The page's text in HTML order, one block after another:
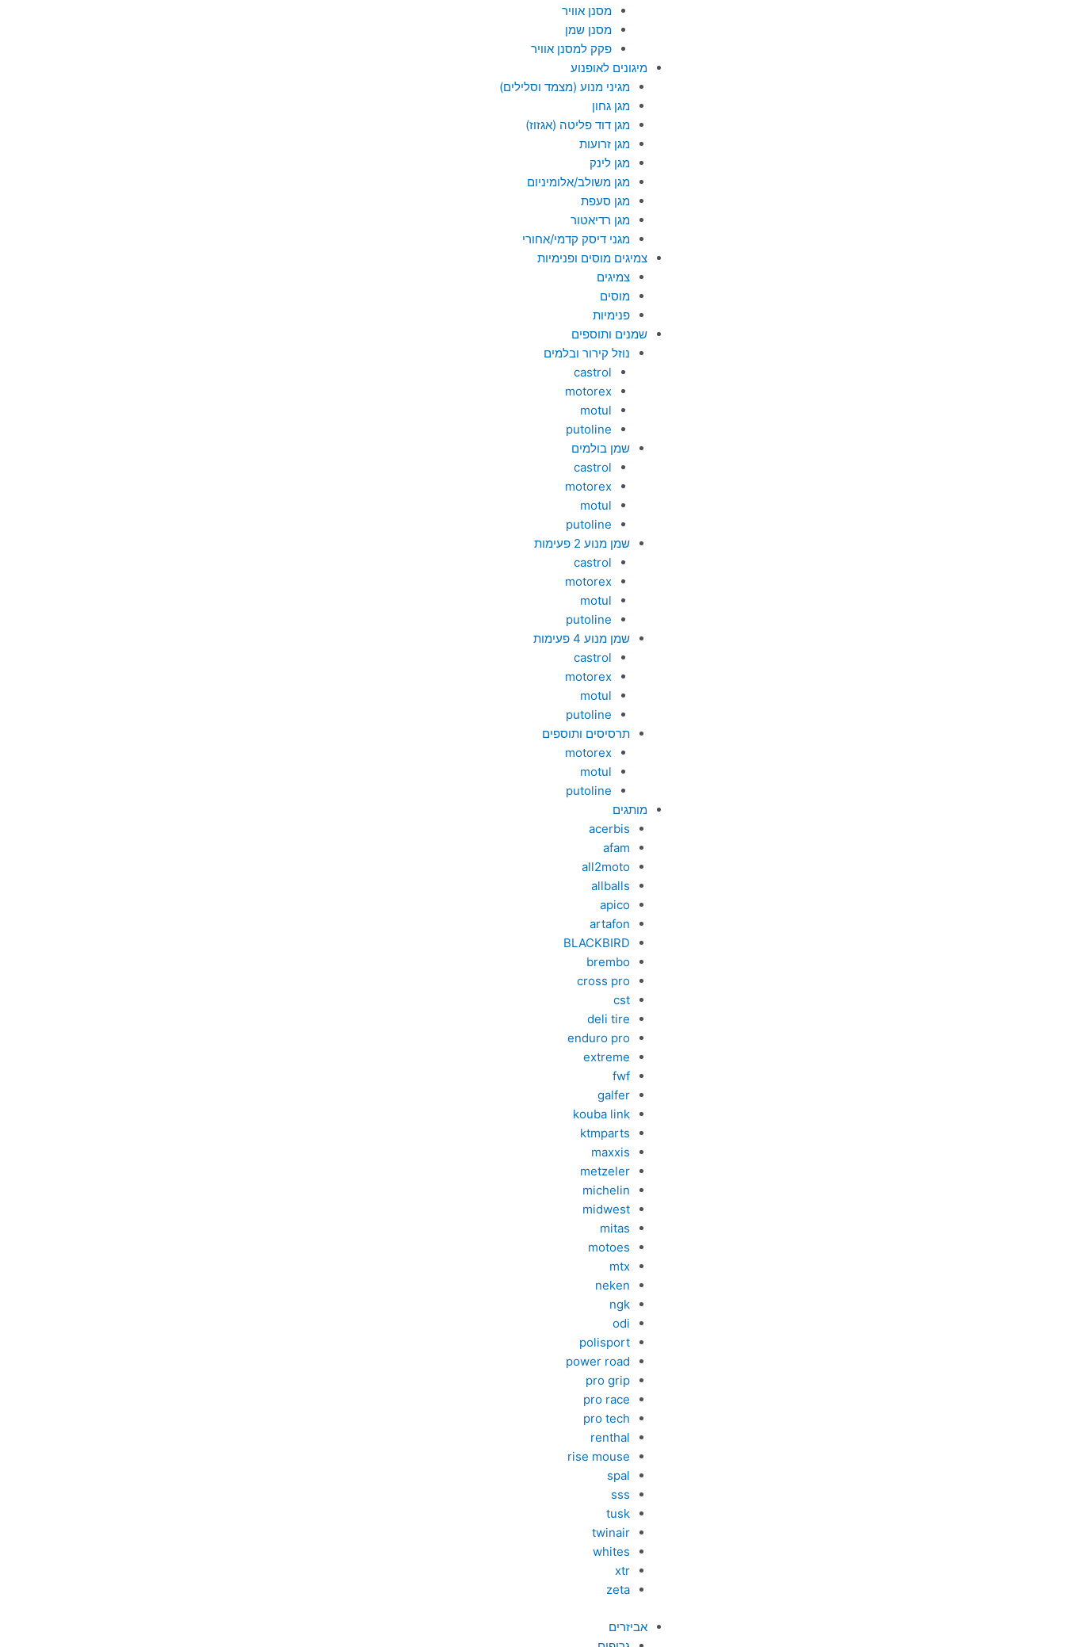
מסנן אוויר
מסנן שמן
פקק למסנן אוויר
מיגונים לאופנוע
מגיני מנוע (מצמד וסלילים)
מגן גחון
מגן דוד פליטה (אגזוז)
מגן זרועות
מגן לינק
מגן משולב/אלומיניום
מגן סעפת
מגן רדיאטור
מגני דיסק קדמי/אחורי
צמיגים מוסים ופנימיות
צמיגים
מוסים
פנימיות
שמנים ותוספים
נוזל קירור ובלמים
castrol
motorex
motul
putoline
שמן בולמים
castrol
motorex
motul
putoline
שמן מנוע 2 פעימות
castrol
motorex
motul
putoline
שמן מנוע 4 פעימות
castrol
motorex
motul
putoline
תרסיסים ותוספים
motorex
motul
putoline
מותגים
acerbis
afam
all2moto
allballs
apico
artafon
BLACKBIRD
brembo
cross pro
cst
deli tire
enduro pro
extreme
fwf
galfer
kouba link
ktmparts
maxxis
metzeler
michelin
midwest
mitas
motoes
mtx
neken
ngk
odi
polisport
power road
pro grip
pro race
pro tech
renthal
rise mouse
spal
sss
tusk
twinair
whites
xtr
zeta
אביזרים